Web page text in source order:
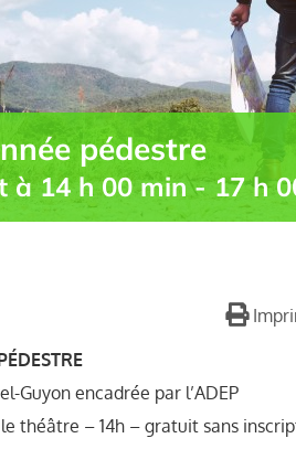
pédestre
à 14 h 00 min-17 h
Guyon encadrée par l’ADEP
théâtre – 14h – gratuit sans